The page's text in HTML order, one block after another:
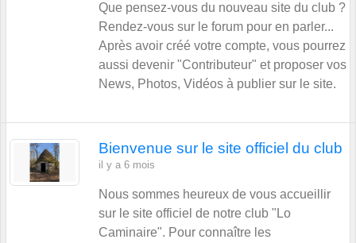
Que pensez-vous du nouveau site du club ?
Rendez-vous sur le forum pour en parler...
Après avoir créé votre compte, vous pourrez
aussi devenir "Contributeur" et proposer vos
News, Photos, Vidéos à publier sur le site.
Bienvenue sur le site officiel du club
il y a 6 mois
Nous sommes heureux de vous accueillir
sur le site officiel de notre club "Lo
Caminaire". Pour connaître les